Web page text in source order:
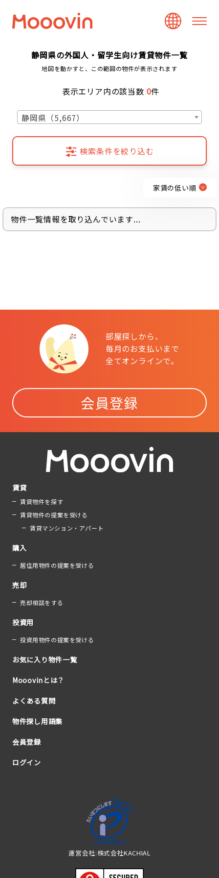
静岡県の外国人・留学生向け賃貸物件一覧
地図を動かすと、この範囲の物件が表示されます
表示エリア内の該当数 0件
静岡県（5,667）
検索条件を絞り込む
家賃の低い順
物件一覧情報を取り込んでいます...
部屋探しから、
毎月のお支払いまで
全てオンラインで。
会員登録
賃貸
賃貸物件を探す
賃貸物件の提案を受ける
賃貸マンション・アパート
購入
居住用物件の提案を受ける
売却
売却相談をする
投資用
投資用物件の提案を受ける
お気に入り物件一覧
Mooovinとは？
よくある質問
物件探し用語集
会員登録
ログイン
運営会社:株式会社KACHIAL